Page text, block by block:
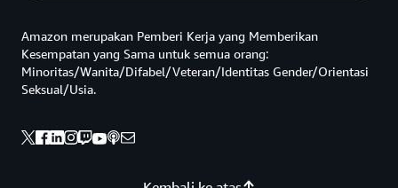
Amazon merupakan Pemberi Kerja yang Memberikan
Kesempatan yang Sama untuk semua orang:
Minoritas/Wanita/Difabel/Veteran/Identitas Gender/Orientasi
Seksual/Usia.